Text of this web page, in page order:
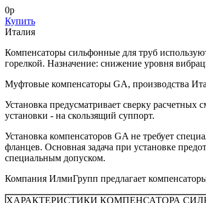
0р
Купить
Италия
Компенсаторы сильфонные для труб
горелкой. Назначение: снижение уровня
Муфтовые компенсаторы GA, производства
Установка предусматривает сверку
установки - на скользящий суппорт.
Установка компенсаторов GA не требует
фланцев. Основная задача при установке
специальным допуском.
Компания ИлмиГрупп предлагает
ХАРАКТЕРИСТИКИ КОМПЕНСАТОРА